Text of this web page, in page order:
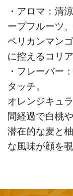
・アロマ：清
ープフルーツ
ペリカンマン
に控えるコリ
・フレーバー
タッチ。
オレンジキュ
間経過で白桃
潜在的な麦と
な風味が顔を覗